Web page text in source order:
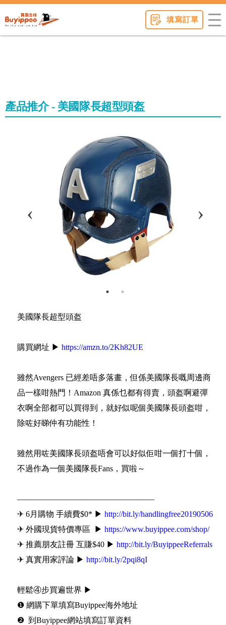
填寫訂單
產品推介 - 美國隊長超型頭盔
美國隊長超型頭盔
購買網址 ▶ https://amzn.to/2Kh82UE
雖然Avengers 已經差唔多落畫，但係美國隊長嘅周邊商
品一樣咁熱門！Amazon 真係乜都有得賣，頭盔啊避彈
衣啊全部都可以買得到，就好似呢個美國隊長頭盔咁，
除咗好睇仲有功能性！
雖然用咗美國隊長頭盔唔會可以好似佢咁一個打十個，
不過作為一個美國隊長Fans，買啦～
—————————————————
✈ 6月購物 手續費$0* ▶ http://bit.ly/handlingfree20190506
✈ 外國現貨特價專區 ▶ https://www.buyippee.com/shop/
✈ 推薦朋友註冊 互賺$40 ▶ http://bit.ly/BuyippeeReferrals
✈ 真實用家評論 ▶ http://bit.ly/2pqi8qI
輕鬆④步買遍世界 ▶
❶ 網購下單填寫Buyippee海外地址
❷ 到Buyippee網站填寫訂單資料